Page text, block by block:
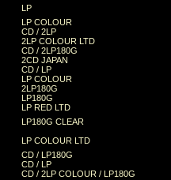
LP
LP COLOUR
CD / 2LP
2LP COLOUR LTD
CD / 2LP180G
2CD JAPAN
CD / LP
LP COLOUR
2LP180G
LP180G
LP RED LTD
LP180G CLEAR
LP COLOUR LTD
CD / LP180G
CD / LP
CD / 2LP COLOUR / LP180G